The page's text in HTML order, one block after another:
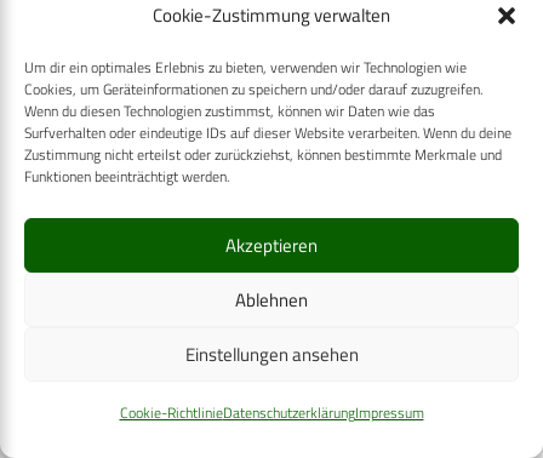
Cookie-Zustimmung verwalten
Um dir ein optimales Erlebnis zu bieten, verwenden wir Technologien wie
Cookies, um Geräteinformationen zu speichern und/oder darauf zuzugreifen.
Wenn du diesen Technologien zustimmst, können wir Daten wie das
Surfverhalten oder eindeutige IDs auf dieser Website verarbeiten. Wenn du deine
Zustimmung nicht erteilst oder zurückziehst, können bestimmte Merkmale und
Funktionen beeinträchtigt werden.
Akzeptieren
Ablehnen
Einstellungen ansehen
Cookie-RichtlinieDatenschutzerklärungImpressum